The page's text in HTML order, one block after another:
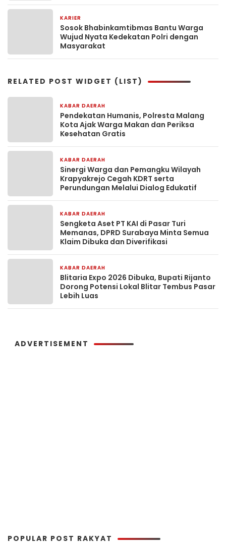
KARIER
Sosok Bhabinkamtibmas Bantu Warga
Wujud Nyata Kedekatan Polri dengan
Masyarakat
RELATED POST WIDGET (LIST)
KABAR DAERAH
Pendekatan Humanis, Polresta Malang
Kota Ajak Warga Makan dan Periksa
Kesehatan Gratis
KABAR DAERAH
Sinergi Warga dan Pemangku Wilayah
Krapyakrejo Cegah KDRT serta
Perundungan Melalui Dialog Edukatif
KABAR DAERAH
Sengketa Aset PT KAI di Pasar Turi
Memanas, DPRD Surabaya Minta Semua
Klaim Dibuka dan Diverifikasi
KABAR DAERAH
Blitaria Expo 2026 Dibuka, Bupati Rijanto
Dorong Potensi Lokal Blitar Tembus Pasar
Lebih Luas
ADVERTISEMENT
POPULAR POST RAKYAT